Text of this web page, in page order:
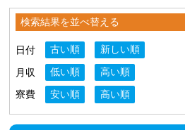
検索結果を並べ替える
日付 古い順
新しい順
月収
低い順
高い順
寮費
安い順 高い順